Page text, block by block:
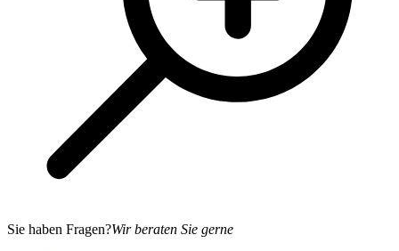
Sie haben Fragen?Wir beraten Sie gerne